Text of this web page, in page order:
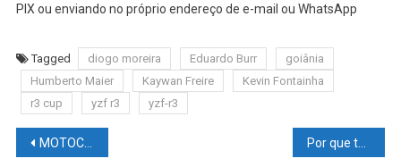
PIX ou enviando no próprio endereço de e-mail ou WhatsApp
Tagged diogo moreira Eduardo Burr
goiânia
Humberto Maier
Kaywan Freire
Kevin Fontainha
r3 cup
yzf r3 yzf-r3
Navegação
MOTOCICLISMO NEWS – MOTOGP: Ducati deixa no ar a questão de reduzir o número de motos na MotoGP